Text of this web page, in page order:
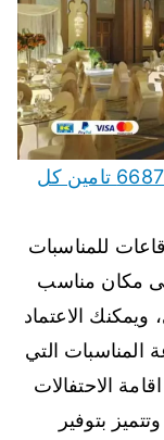
تأجير قاعات للمناسبات الخيران 66875552 تامين كل
للمناسبات
مكان مناسب
الاعتماد
التي
الاحتفالات
بتوفير